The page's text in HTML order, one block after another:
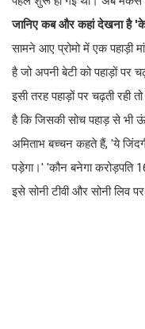
जानिए कब और कहां देखना है
सामने आए प्रोमो में एक पहाड़ी
है जो अपनी बेटी को पहाड़ों पर
इसी तरह पहाड़ों पर चढ़ती रही
है कि जिसकी सोच पहाड़ से भी
अमिताभ बच्चन कहते हैं, 'ये
पड़ेगा।' 'कौन बनेगा करोड़पति
इसे सोनी टीवी और सोनी लिव